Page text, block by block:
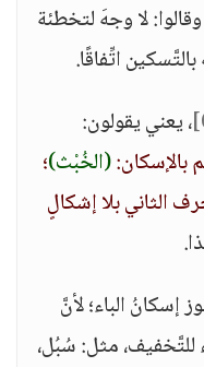
لا وجهَ لتخطئة
اتِّفاقًا.
، يعني يقولون:
بالإسكان:(الخُبْث)؛
الثاني بلا إشكالٍ
إسكانُ الباء؛ لأنَّ
للتَّخفيف، مثل: سُبُل،